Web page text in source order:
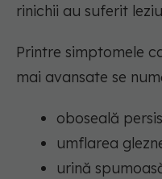
rinichii au suferit
Printre simptomele
mai avansate se
oboseală
umflarea
urină